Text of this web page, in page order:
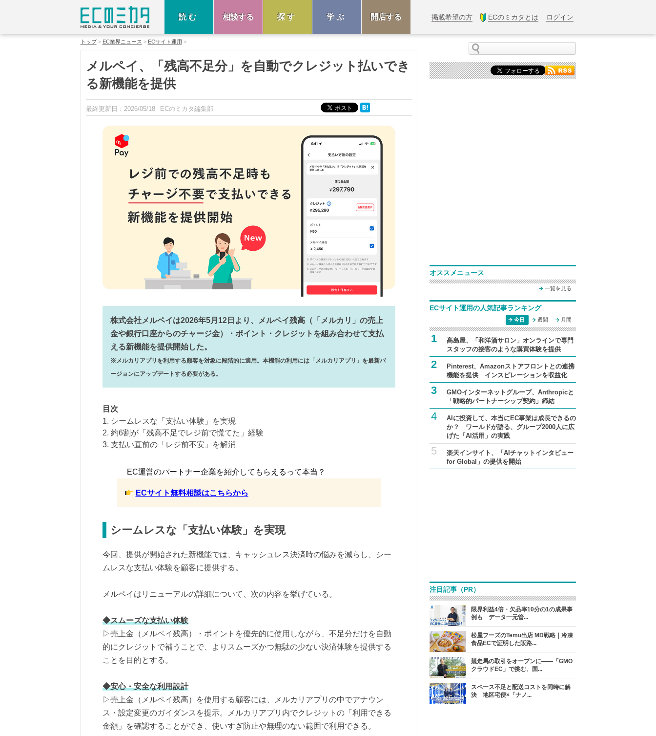
読む 相談する 探す 学ぶ 開店する 掲載希望の方 ECのミカタとは ログイン
トップ EC業界ニュース ECサイト運用
メルペイ、「残高不足分」を自動でクレジット払いでき
る新機能を提供
最終更新日： 2026/05/18 ECのミカタ編集部
株式会社メルペイは2026年5月12日より、メルペイ残高（「メルカリ」の売上
金や銀行口座からのチャージ金）・ポイント・クレジットを組み合わせて支払
える新機能を提供開始した。
※メルカリアプリを利用する顧客を対象に段階的に適用。本機能の利用には「メルカリアプリ」を最新バ
ージョンにアップデートする必要がある。
目次
1. シームレスな「支払い体験」を実現
2. 約6割が「残高不足でレジ前で慌てた」経験
3. 支払い直前の「レジ前不安」を解消
EC運営のパートナー企業を紹介してもらえるって本当？
ECサイト無料相談はこちらから
シームレスな「支払い体験」を実現
今回、提供が開始された新機能では、キャッシュレス決済時の悩みを減らし、シー
ムレスな支払い体験を顧客に提供する。
メルペイはリニューアルの詳細について、次の内容を挙げている。
◆スムーズな支払い体験
▷売上金（メルペイ残高）・ポイントを優先的に使用しながら、不足分だけを自動
的にクレジットで補うことで、よりスムーズかつ無駄の少ない決済体験を提供する
ことを目的とする。
◆安心・安全な利用設計
▷売上金（メルペイ残高）を使用する顧客には、メルカリアプリの中でアナウン
ス・設定変更のガイダンスを提示。メルカリアプリ内でクレジットの「利用できる
金額」を確認することができ、使いすぎ防止や無理のない範囲で利用できる。
オススメニュース
一覧を見る
ECサイト運用の人気記事ランキング
今日 週間 月間
1
髙島屋、「和洋酒サロン」オンラインで専門
スタッフの接客のような購買体験を提供
2
Pinterest、Amazonストアフロントとの連携
機能を提供 インスピレーションを収益化
3
GMOインターネットグループ、Anthropicと
「戦略的パートナーシップ契約」締結
4
AIに投資して、本当にEC事業は成長できるの
か？ ワールドが語る、グループ2000人に広
げた「AI活用」の実践
5
楽天インサイト、「AIチャットインタビュー
for Global」の提供を開始
注目記事（PR）
限界利益4倍・欠品率10分の1の成果事
例も データ一元管...
松屋フーズのTemu出店 MD戦略｜冷凍
食品ECで証明した販路...
競走馬の取引をオープンに――「GMO
クラウドEC」で挑む、国...
スペース不足と配送コストを同時に解
決 地区宅便×「ナノ...